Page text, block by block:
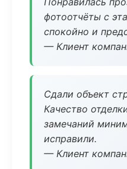
фотоотчёты с
спокойно и
— Клиент
Сдали объект
Качество
замечаний
исправили.
— Клиент